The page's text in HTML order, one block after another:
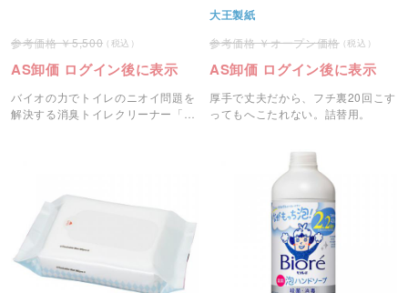
5,500
AS卸価 ログイン後に表示
バイオの力でトイレのニオイ問題を
解決する消臭トイレクリーナー「ピ
2パック単位＞
大王製紙
オープン価格
AS卸価 ログイン後に表示
厚手で丈夫だから、フチ裏20回こす
ってもへこたれない。詰替用。